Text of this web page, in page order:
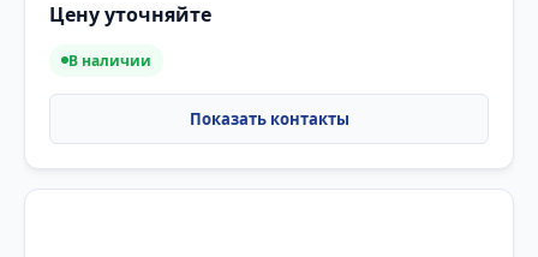
Цену уточняйте
В наличии